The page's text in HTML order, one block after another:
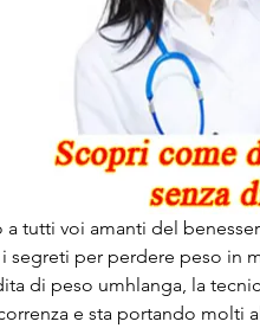
a tutti voi amanti del
segreti per perdere peso in
di peso umhlanga, la
e sta portando molti